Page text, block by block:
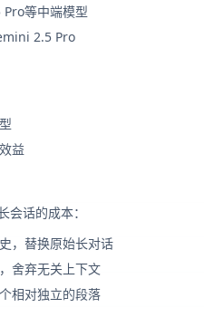
等中端模型
2.5 Pro
益
话的成本：
，替换原始长对话
舍弃无关上下文
相对独立的段落